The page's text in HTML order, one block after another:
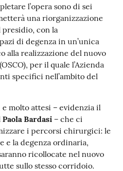
l’opera sono di sei
una riorganizzazione
presidio, con la
di degenza in un’unica
alla realizzazione del nuovo
per il quale l’Azienda
specifici nell’ambito del
molto attesi – evidenzia il
Paola Bardasi – che ci
i percorsi chirurgici: le
e la degenza ordinaria,
ricollocate nel nuovo
sullo stesso corridoio.